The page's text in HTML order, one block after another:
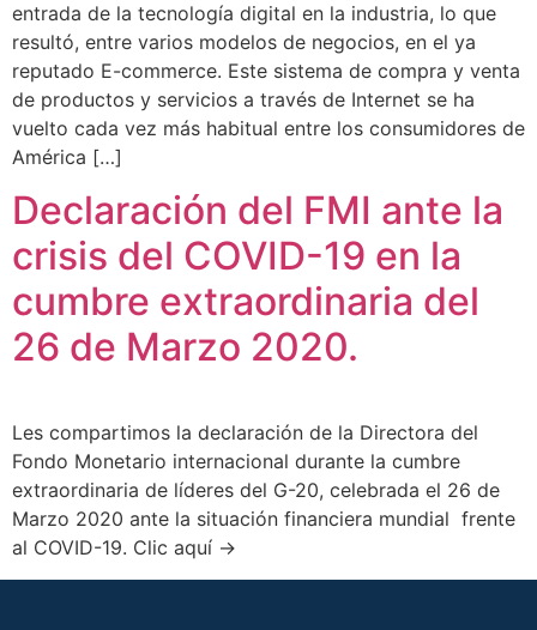
entrada de la tecnología digital en la industria, lo que
resultó, entre varios modelos de negocios, en el ya
reputado E-commerce. Este sistema de compra y venta
de productos y servicios a través de Internet se ha
vuelto cada vez más habitual entre los consumidores de
América […]
Declaración del FMI ante la
crisis del COVID-19 en la
cumbre extraordinaria del
26 de Marzo 2020.
Les compartimos la declaración de la Directora del
Fondo Monetario internacional durante la cumbre
extraordinaria de líderes del G-20, celebrada el 26 de
Marzo 2020 ante la situación financiera mundial frente
al COVID-19. Clic aquí ->